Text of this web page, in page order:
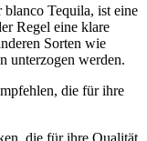
blanco Tequila, ist eine
Regel eine klare
Sorten wie
unterzogen werden.
die für ihre
die für ihre Qualität